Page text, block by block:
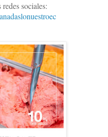
redes sociales: